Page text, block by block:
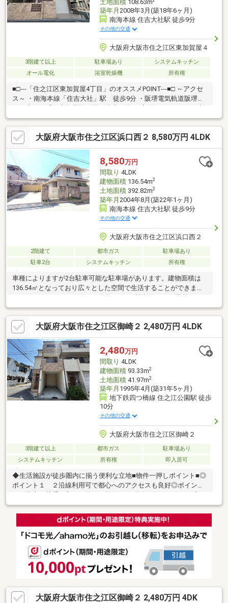
土地面積108.63m
築年月 2008年3月(築18年6ヶ月)
南海本線 住吉大社駅 徒歩9分
その他の交通
大阪府大阪市住之江区東加賀屋４
3階建て以上 駐車場あり
システムキッチン
オール電化
浴室乾燥機 所有権
■□---「住之江区東加賀屋4丁目」のオススメPOINT---■□ ～アクセ
ス～ ・南海本線「住吉大社」駅 徒歩9分 ・阪堺電気軌道阪堺
橋 徒歩3分 ～2026年4月リフォーム済～ 新調：システムキッチ
ン、洗面化粧台全室クロス貼替、LDKフローリング張替、畳表替
え etc □LDKは広々約20帖！□電動シャッター付駐車場□セキスイ
ハイム施工！オール電化□北東角住戸 □教育施設は徒歩8分圏内に
揃います・大阪市立住吉川小学校 徒歩7分(約520m) ・大阪市立
真住中学校 徒歩8分(約640m)
大阪府大阪市住之江区浜口西２ 8,580万円 4LDK
8,580万円
間取り 4LDK
建物面積136.54m2
土地面積392.82m2
築年月 2004年8月(築22年1ヶ月)
南海本線 住吉大社駅 徒歩9分
その他の交通
大阪府大阪市住之江区浜口西２
2階建て 都市ガス
駐車場あり
駐車2台
システムキッチン 所有権
車種によりますが2台駐車可能な駐車場があります。建物面積は
136.54㎡となっており広々とした空間で生活することができま
す。システムキッチン付きの物件です。2駅利用できる場所にある
ので利便性が高いです。快適な住環境が魅力的な戸建て物件で充
実した日々を過ごしませんか。9180万円のグレードの高い物件と
なっており快適です。内装リフォーム済みなので、新しくなった
住まいで生活を始めることができます。
大阪府大阪市住之江区御崎２ 2,480万円 4LDK
2,480万円
間取り 4LDK
建物面積93.33m2
土地面積41.97m2
築年月 1995年4月(築31年5ヶ月)
地下鉄四つ橋線 住之江公園駅 徒歩
10分
その他の交通
大阪府大阪市住之江区御崎２
3階建て以上 都市ガス
駐車場あり
システムキッチン
所有権 即入居可
◆生活施設が徒歩圏内に揃う便利な立地■物件一押しポイント■◎
ポイント１ ２沿線利用可で都心へのアクセスも良好◎ポイント
イント３ 全居室６帖以上を確保した、ゆとりある間取り◎ポイ
ント４ 屋根裏収納ございます。収納スペースいかがでしょう
か。
◇◆◇◆◇◆◇◆◇◆◇◆◇◆◇◆◇◆◇◆◇◆◇◆◇◆～
4701-9608 （担当：鶴田）まで●経験豊富なスタッフがご提案住
宅ローンや保険、不動産に関する税金や法律、その他の手続きの
事など何でもお気軽にご相談下さい
大阪府大阪市住之江区御崎２ 2,480万円 4DK